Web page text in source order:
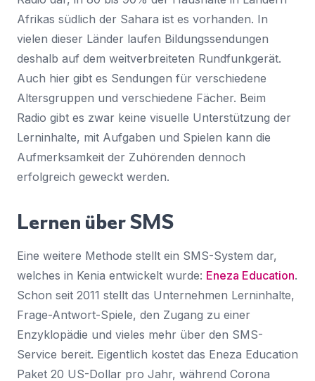
Afrikas südlich der Sahara ist es vorhanden. In
vielen dieser Länder laufen Bildungssendungen
deshalb auf dem weitverbreiteten Rundfunkgerät.
Auch hier gibt es Sendungen für verschiedene
Altersgruppen und verschiedene Fächer. Beim
Radio gibt es zwar keine visuelle Unterstützung der
Lerninhalte, mit Aufgaben und Spielen kann die
Aufmerksamkeit der Zuhörenden dennoch
erfolgreich geweckt werden.
Lernen über SMS
Eine weitere Methode stellt ein SMS-System dar,
welches in Kenia entwickelt wurde: Eneza Education.
Schon seit 2011 stellt das Unternehmen Lerninhalte,
Frage-Antwort-Spiele, den Zugang zu einer
Enzyklopädie und vieles mehr über den SMS-
Service bereit. Eigentlich kostet das Eneza Education
Paket 20 US-Dollar pro Jahr, während Corona